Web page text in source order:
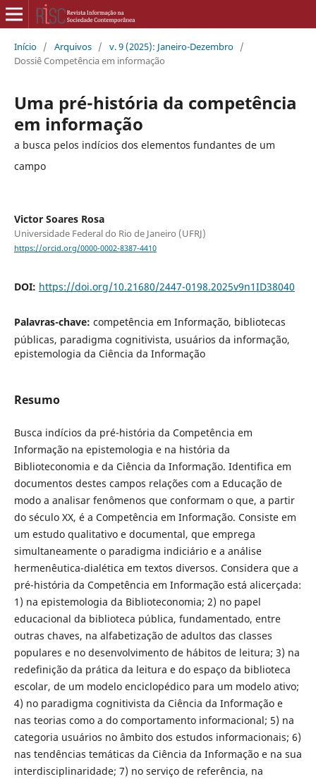
Início / Arquivos / v. 9 (2025): Janeiro-Dezembro /
Dossiê Competência em informação
Uma pré-história da competência
em informação
a busca pelos indícios dos elementos fundantes de um
campo
Victor Soares Rosa
Universidade Federal do Rio de Janeiro (UFRJ)
https://orcid.org/0000-0002-8387-4410
DOI: https://doi.org/10.21680/2447-0198.2025v9n1ID38040
Palavras-chave: competência em Informação, bibliotecas
públicas, paradigma cognitivista, usuários da informação,
epistemologia da Ciência da Informação
Resumo
Busca indícios da pré-história da Competência em
Informação na epistemologia e na história da
Biblioteconomia e da Ciência da Informação. Identifica em
documentos destes campos relações com a Educação de
modo a analisar fenômenos que conformam o que, a partir
do século XX, é a Competência em Informação. Consiste em
um estudo qualitativo e documental, que emprega
simultaneamente o paradigma indiciário e a análise
hermenêutica-dialética em textos diversos. Considera que a
pré-história da Competência em Informação está alicerçada:
1) na epistemologia da Biblioteconomia; 2) no papel
educacional da biblioteca pública, fundamentado, entre
outras chaves, na alfabetização de adultos das classes
populares e no desenvolvimento de hábitos de leitura; 3) na
redefinição da prática da leitura e do espaço da biblioteca
escolar, de um modelo enciclopédico para um modelo ativo;
4) no paradigma cognitivista da Ciência da Informação e
nas teorias como a do comportamento informacional; 5) na
categoria usuários no âmbito dos estudos informacionais; 6)
nas tendências temáticas da Ciência da Informação e na sua
interdisciplinaridade; 7) no serviço de referência, na